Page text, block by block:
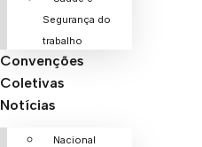
Segurança do
trabalho
Convenções
Coletivas
Notícias
Nacional